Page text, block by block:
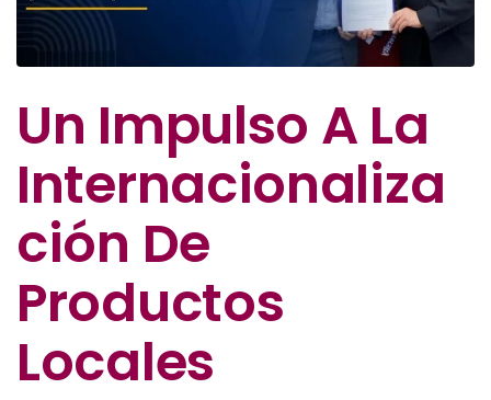
Un Impulso A La
Internacionaliza
Ción De
Productos
Locales